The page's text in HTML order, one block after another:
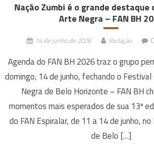
Nação Zumbi é o grande destaque
Arte Negra – FAN BH
14 de junho de 2026 Redação
Agenda do FAN BH 2026 traz o grupo
domingo, 14 de junho, fechando o
Negra de Belo Horizonte – FAN BH
momentos mais esperados de sua 13ª
do FAN Espiralar, de 11 a 14 de junho,
de Belo […]